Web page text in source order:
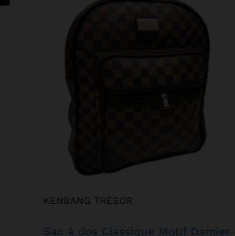
KENBANG TRÉSOR
Sac à dos Classique Motif Damier